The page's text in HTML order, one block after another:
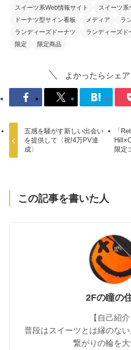
スイーツ系Web情報サイト
スイーツ系
ドーナツ型サイン看板
メディア
ラ
ランディーズドーナツ
ランディーズド
限定
限定商品
よかったらシェア
五感を騒がす新しい出会い
を提供して〈祝!4万PV達
成〉
「
限定
この記事を書いた人
2Fの瞳の
【自己紹介
普段はスイーツとは縁のない
繋がりの輪を大